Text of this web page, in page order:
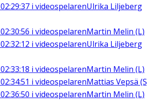
02:29:37 i videospelarenUlrika Liljeberg
02:30:56 i videospelarenMartin Melin (L)
02:32:12 i videospelarenUlrika Liljeberg
02:33:18 i videospelarenMartin Melin (L)
02:34:51 i videospelarenMattias Vepsä
02:36:50 i videospelarenMartin Melin (L)